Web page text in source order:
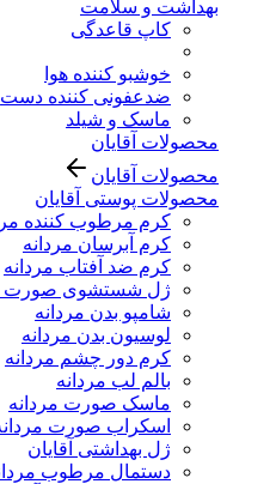
بهداشت و سلامت
کاپ قاعدگی
خوشبو کننده هوا
ضدعفونی کننده دست
ماسک و شیلد
محصولات آقایان
محصولات آقایان
محصولات پوستی آقایان
کرم مرطوب کننده
کرم آبرسان مردانه
کرم ضد آفتاب مردانه
ژل شستشوی صورت
شامپو بدن مردانه
لوسیون بدن مردانه
کرم دور چشم مردانه
بالم لب مردانه
ماسک صورت مردانه
اسکراب صورت
ژل بهداشتی آقایان
دستمال مرطوب